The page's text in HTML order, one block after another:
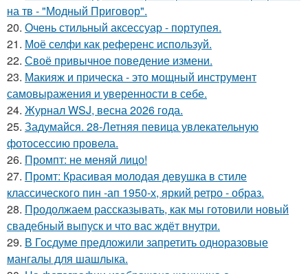
на тв - "Модный Приговор".
20. Очень стильный аксессуар - портупея.
21. Моё селфи как референс используй.
22. Своё привычное поведение измени.
23. Макияж и прическа - это мощный инструмент
самовыражения и уверенности в себе.
24. Журнал WSJ, весна 2026 года.
25. Задумайся. 28-Летняя певица увлекательную
фотосессию провела.
26. Промпт: не меняй лицо!
27. Промт: Красивая молодая девушка в стиле
классического пин -ап 1950-х, яркий ретро - образ.
28. Продолжаем рассказывать, как мы готовили новый
свадебный выпуск и что вас ждёт внутри.
29. В Госдуме предложили запретить одноразовые
мангалы для шашлыка.